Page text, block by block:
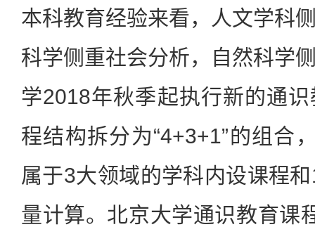
本科教育经验来看，人文学科
科学侧重社会分析，自然科学
学2018年秋季起执行新的通
程结构拆分为“4+3+1”的组合
属于3大领域的学科内设课程
量计算。北京大学通识教育课